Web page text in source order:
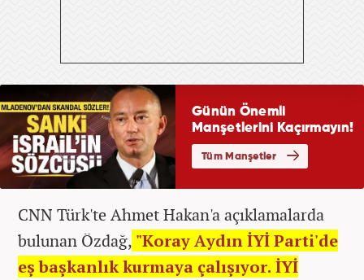
CNN Türk'te Ahmet Hakan'a açıklamalarda
bulunan Özdağ, "Koray Aydın İYİ Parti'de
eş başkanlık kurmaya çalışıyor. İYİ